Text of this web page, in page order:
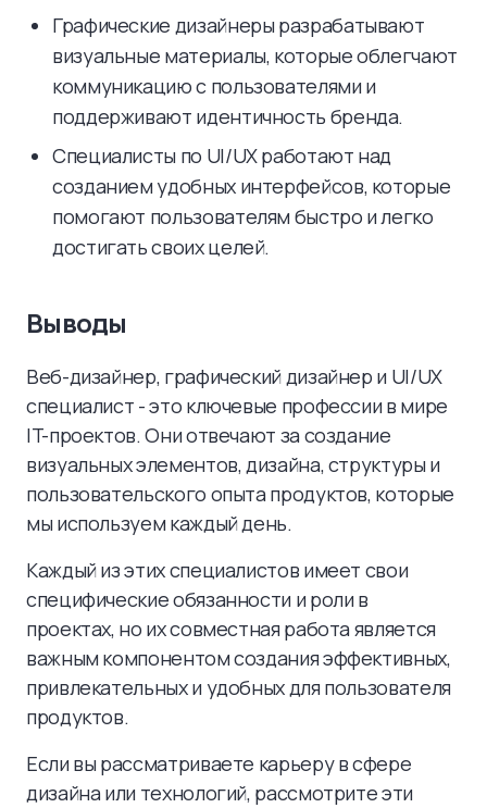
Графические дизайнеры разрабатывают
визуальные материалы, которые облегчают
коммуникацию с пользователями и
поддерживают идентичность бренда.
Специалисты по UI/UX работают над
созданием удобных интерфейсов, которые
помогают пользователям быстро и легко
достигать своих целей.
Выводы
Веб-дизайнер, графический дизайнер и UI/UX
специалист - это ключевые профессии в мире
IT-проектов. Они отвечают за создание
визуальных элементов, дизайна, структуры и
пользовательского опыта продуктов, которые
мы используем каждый день.
Каждый из этих специалистов имеет свои
специфические обязанности и роли в
проектах, но их совместная работа является
важным компонентом создания эффективных,
привлекательных и удобных для пользователя
продуктов.
Если вы рассматриваете карьеру в сфере
дизайна или технологий, рассмотрите эти